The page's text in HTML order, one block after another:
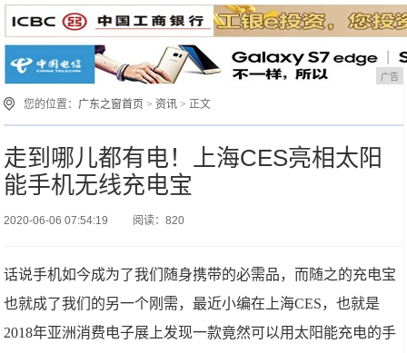
广告
您的位置： 广东之窗首页 >资讯 > 正文
走到哪儿都有电！上海CES亮相太阳
能手机无线充电宝
2020-06-06 07:54:19 阅读：820
话说手机如今成为了我们随身携带的必需品，而随之的充电宝
也就成了我们的另一个刚需，最近小编在上海CES，也就是
2018年亚洲消费电子展上发现一款竟然可以用太阳能充电的手